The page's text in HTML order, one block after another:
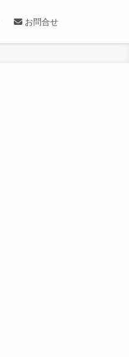
お問合せ